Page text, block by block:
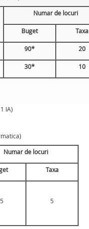
Numar de locuri
Buget Taxa
90* 20
30* 10
IA)
Numar de locuri
Taxa
5